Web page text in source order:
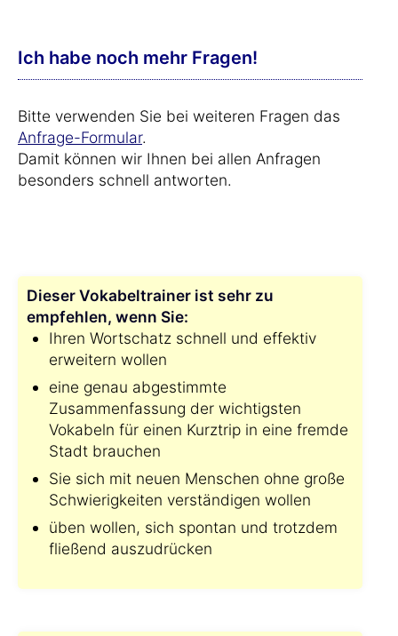
Ich habe noch mehr Fragen!
Bitte verwenden Sie bei weiteren Fragen das
Anfrage-Formular.
Damit können wir Ihnen bei allen Anfragen
besonders schnell antworten.
Dieser Vokabeltrainer ist sehr zu
empfehlen, wenn Sie:
Ihren Wortschatz schnell und effektiv
erweitern wollen
eine genau abgestimmte
Zusammenfassung der wichtigsten
Vokabeln für einen Kurztrip in eine fremde
Stadt brauchen
Sie sich mit neuen Menschen ohne große
Schwierigkeiten verständigen wollen
üben wollen, sich spontan und trotzdem
fließend auszudrücken